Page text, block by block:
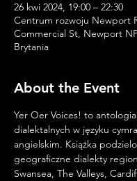
26 kwi 2024, 19:00 – 22:30
Centrum rozwoju Newport
Commercial St, Newport
Brytania
About the Event
Yer Oer Voices! to
dialektalnych w języku
angielskim. Książka
geograficzne dialekty
Swansea, The Valleys,